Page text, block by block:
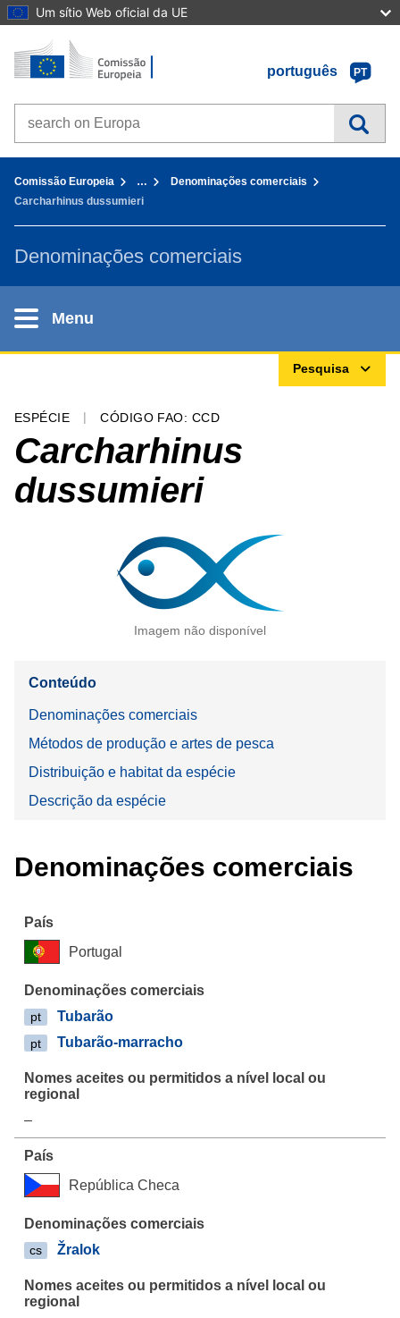
Um sítio Web oficial da UE
Ir para o conteúdo
Início - Comissão Europeia
português
PT
Search on Europa websites
Comissão Europeia …
Denominações comerciais
Carcharhinus dussumieri
Denominações comerciais
Menu
Pesquisa
ESPÉCIE CÓDIGO FAO: CCD
Carcharhinus
dussumieri
Imagem não disponível
Conteúdo
Denominações comerciais
Métodos de produção e artes de pesca
Distribuição e habitat da espécie
Descrição da espécie
Denominações comerciais
Portugal
pt Tubarão
pt Tubarão-marracho
–
República Checa
cs Žralok